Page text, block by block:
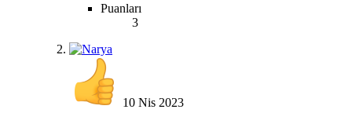
Puanları
3
10 Nis 2023